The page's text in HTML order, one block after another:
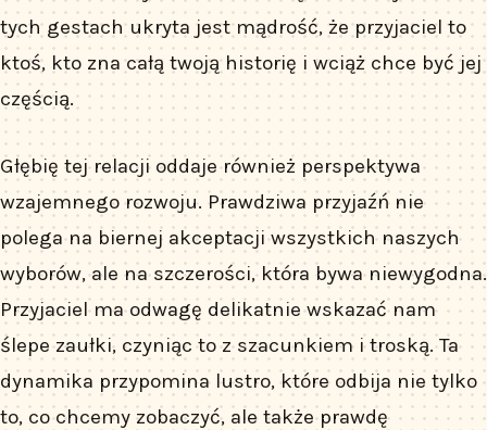
tych gestach ukryta jest mądrość, że przyjaciel to
ktoś, kto zna całą twoją historię i wciąż chce być jej
częścią.
Głębię tej relacji oddaje również perspektywa
wzajemnego rozwoju. Prawdziwa przyjaźń nie
polega na biernej akceptacji wszystkich naszych
wyborów, ale na szczerości, która bywa niewygodna.
Przyjaciel ma odwagę delikatnie wskazać nam
ślepe zaułki, czyniąc to z szacunkiem i troską. Ta
dynamika przypomina lustro, które odbija nie tylko
to, co chcemy zobaczyć, ale także prawdę